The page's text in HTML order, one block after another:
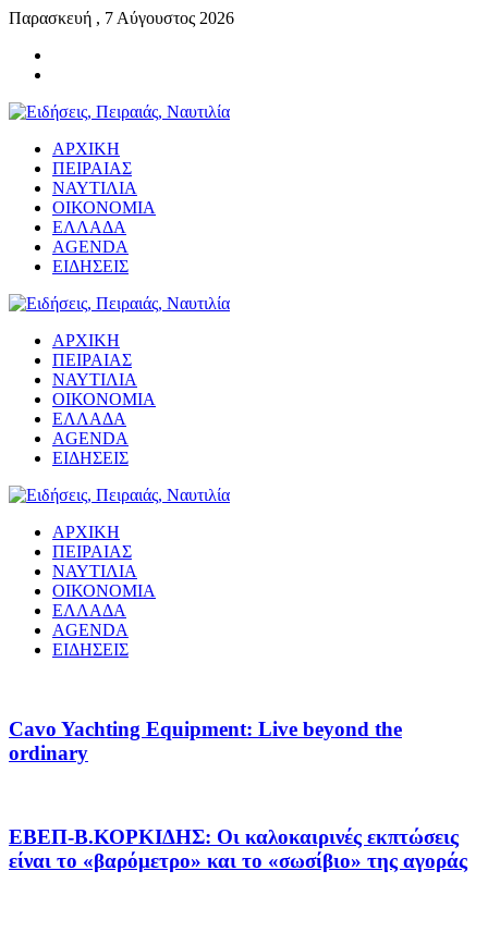
Παρασκευή , 7 Αύγουστος 2026
ΑΡΧΙΚΗ
ΠΕΙΡΑΙΑΣ
ΝΑΥΤΙΛΙΑ
ΟΙΚΟΝΟΜΙΑ
ΕΛΛΑΔΑ
AGENDA
ΕΙΔΗΣΕΙΣ
ΑΡΧΙΚΗ
ΠΕΙΡΑΙΑΣ
ΝΑΥΤΙΛΙΑ
ΟΙΚΟΝΟΜΙΑ
ΕΛΛΑΔΑ
AGENDA
ΕΙΔΗΣΕΙΣ
ΑΡΧΙΚΗ
ΠΕΙΡΑΙΑΣ
ΝΑΥΤΙΛΙΑ
ΟΙΚΟΝΟΜΙΑ
ΕΛΛΑΔΑ
AGENDA
ΕΙΔΗΣΕΙΣ
Cavo Yachting Equipment: Live beyond the
ordinary
EΒΕΠ-Β.ΚΟΡΚΙΔΗΣ: Οι καλοκαιρινές εκπτώσεις
είναι το «βαρόμετρο» και το «σωσίβιο» της αγοράς